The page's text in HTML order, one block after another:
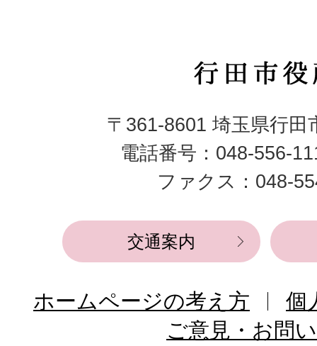
行
市
役
所
〒361-8601 埼玉県行田
電話番号：048-556-
ファクス：048-
交通案内
ホームページの考え方
個
ご意見・お問